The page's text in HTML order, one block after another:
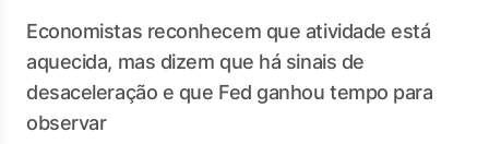
Economistas reconhecem que atividade está
aquecida, mas dizem que há sinais de
desaceleração e que Fed ganhou tempo para
observar